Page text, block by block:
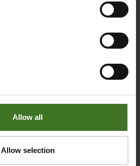
Allow all
Allow selection